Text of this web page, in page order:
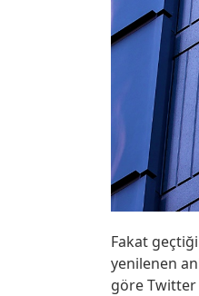
Fakat
yenilenen
göre Twitter